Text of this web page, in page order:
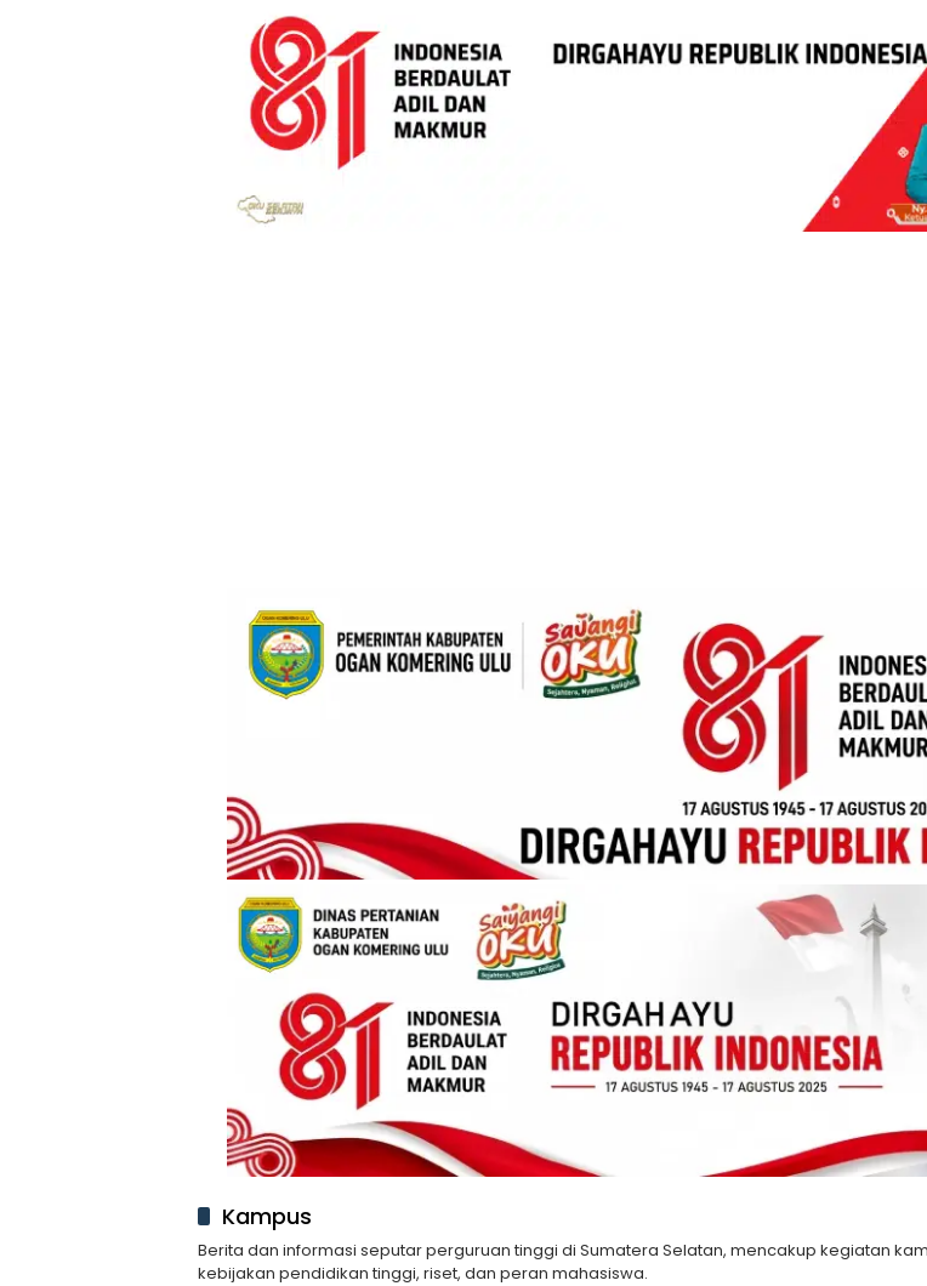
Kampus
Berita dan informasi seputar perguruan tinggi di Sumatera Selatan, mencakup kegiatan
kebijakan pendidikan tinggi, riset, dan peran mahasiswa.